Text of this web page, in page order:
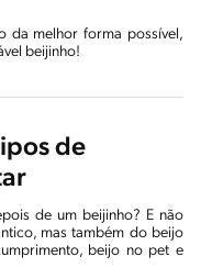
da melhor forma possível,
beijinho!
de
de um beijinho? E não
mas também do beijo
beijo no pet e